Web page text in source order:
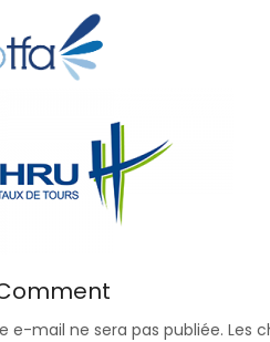
e-mail ne sera pas publiée. Les